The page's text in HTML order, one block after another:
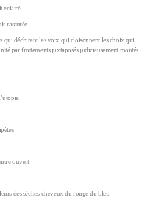
éclairé
rassurée
qui déchirent les voix qui cloisonnent les choix qui
par frottements juxtaposés judicieusement montés
ouvert
des sèches-cheveux du rouge du bleu